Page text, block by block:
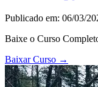
Publicado em: 06/03/
Baixe o Curso
Baixar Curso →